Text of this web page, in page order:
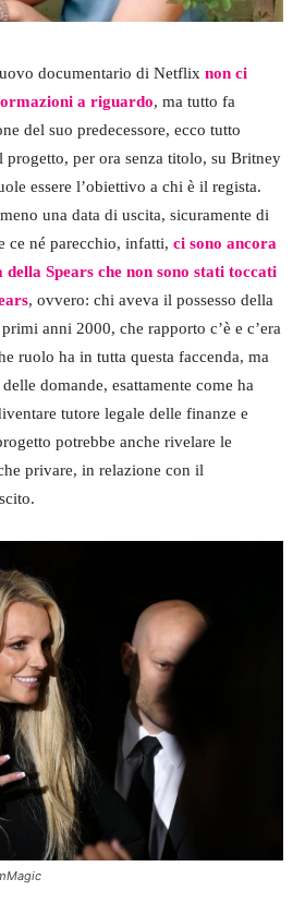
documentario di Netflix non ci
a riguardo, ma tutto fa
del suo predecessore, ecco tutto
progetto, per ora senza titolo, su Britney
essere l’obiettivo a chi è il regista.
una data di uscita, sicuramente di
ce né parecchio, infatti, ci sono ancora
Spears che non sono stati toccati
, ovvero: chi aveva il possesso della
anni 2000, che rapporto c’è e c’era
ruolo ha in tutta questa faccenda, ma
domande, esattamente come ha
tutore legale delle finanze e
potrebbe anche rivelare le
privare, in relazione con il